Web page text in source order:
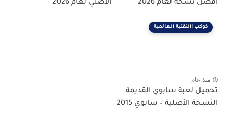
أفضل نسخة لعام 2026
الأصلي لعام 2026
كوكب االتقنية العالمية
منذ عام
تحميل لعبة سابوي القديمة
النسخة الأصلية – سابوي 2015